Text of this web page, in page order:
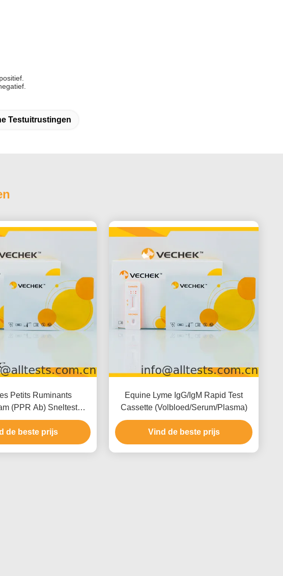
Testuitrustingen
Petits Ruminants
(PPR Ab) Sneltest
Serum/Plasma)
de beste prijs
Equine Lyme IgG/IgM Rapid Test
Cassette (Volbloed/Serum/Plasma)
Vind de beste prijs